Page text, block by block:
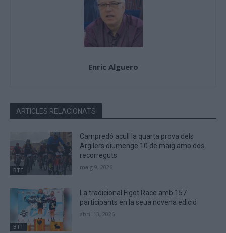
Enric Alguero
ARTICLES RELACIONATS
BTT
Campredó acull la quarta prova dels
Argilers diumenge 10 de maig amb dos
recorreguts
maig 9, 2026
BTT
La tradicional Figot Race amb 157
participants en la seua novena edició
abril 13, 2026